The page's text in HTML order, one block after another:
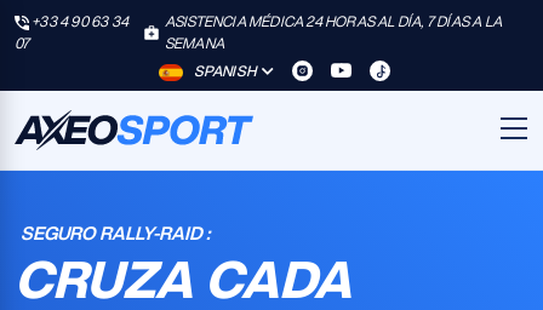
+33 4 90 63 34
07
ASISTENCIA MÉDICA 24 HORAS AL DÍA, 7 DÍAS A LA
SEMANA
SPANISH
SEGURO RALLY-RAID :
CRUZA CADA